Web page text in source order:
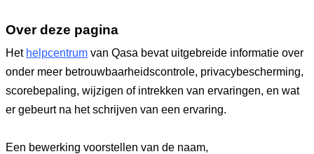
Over deze pagina
Het helpcentrum van Qasa bevat uitgebreide informatie over
onder meer betrouwbaarheidscontrole, privacybescherming,
scorebepaling, wijzigen of intrekken van ervaringen, en wat
er gebeurt na het schrijven van een ervaring.
Een bewerking voorstellen van de naam,